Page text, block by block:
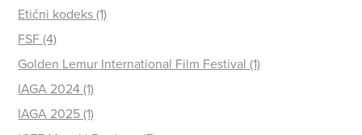
Etični kodeks (1)
FSF (4)
Golden Lemur International Film Festival (1)
IAGA 2024 (1)
IAGA 2025 (1)